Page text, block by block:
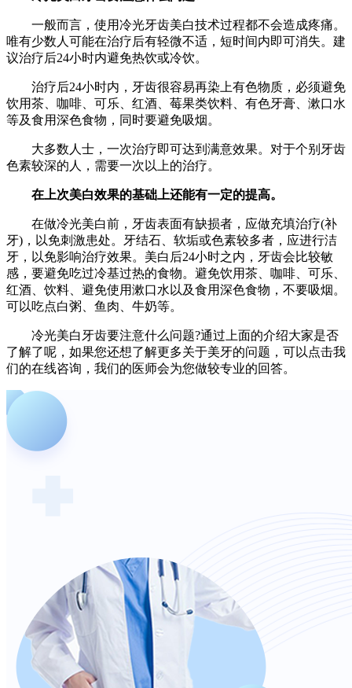
一般而言，使用冷光牙齿美白技术过程都不会造成疼痛。
唯有少数人可能在治疗后有轻微不适，短时间内即可消失。建
议治疗后24小时内避免热饮或冷饮。
治疗后24小时内，牙齿很容易再染上有色物质，必须避免
饮用茶、咖啡、可乐、红酒、莓果类饮料、有色牙膏、漱口水
等及食用深色食物，同时要避免吸烟。
大多数人士，一次治疗即可达到满意效果。对于个别牙齿
色素较深的人，需要一次以上的治疗。
在上次美白效果的基础上还能有一定的提高。
在做冷光美白前，牙齿表面有缺损者，应做充填治疗(补
牙)，以免刺激患处。牙结石、软垢或色素较多者，应进行洁
牙，以免影响治疗效果。美白后24小时之内，牙齿会比较敏
感，要避免吃过冷基过热的食物。避免饮用茶、咖啡、可乐、
红酒、饮料、避免使用漱口水以及食用深色食物，不要吸烟。
可以吃点白粥、鱼肉、牛奶等。
冷光美白牙齿要注意什么问题?通过上面的介绍大家是否
了解了呢，如果您还想了解更多关于美牙的问题，可以点击我
们的在线咨询，我们的医师会为您做较专业的回答。